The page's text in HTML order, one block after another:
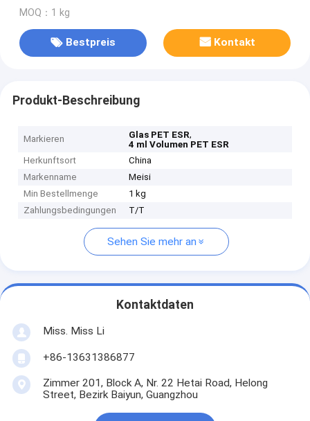
MOQ：1 kg
Bestpreis Kontakt
Produkt-Beschreibung
Markieren Glas PET ESR,
4 ml Volumen PET ESR
Herkunftsort
China
Markenname
Meisi
Min Bestellmenge
1 kg
Zahlungsbedingungen
T/T
Sehen Sie mehr an
Kontaktdaten
Miss. Miss Li
+86-13631386877
Zimmer 201, Block A, Nr. 22 Hetai Road, Helong
Street, Bezirk Baiyun, Guangzhou